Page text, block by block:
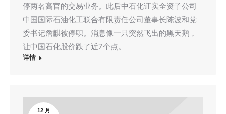
停两名高官的交易业务。此后中石化证实全资子公司
中国国际石油化工联合有限责任公司董事长陈波和党
委书记詹麒被停职。消息像一只突然飞出的黑天鹅，
让中国石化股价跌了近7个点。
详情
12 月